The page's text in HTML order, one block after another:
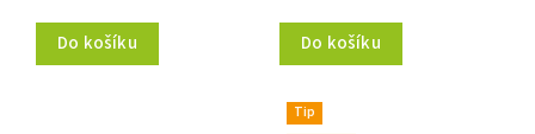
Do košíku Do košíku
Tip